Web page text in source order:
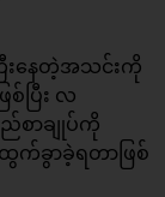
းနေတဲ့အသင်းကို
ပြီး လ
စာချုပ်ကို
က်ခွာခဲ့ရတာဖြစ်